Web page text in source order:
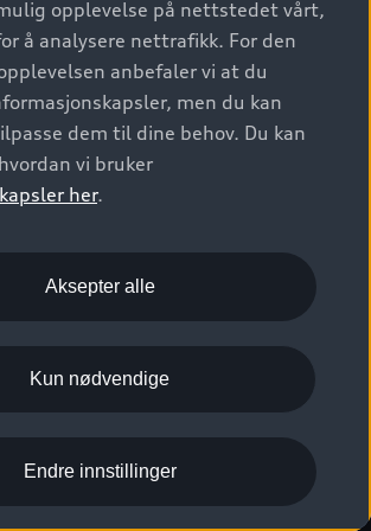
prototyper
myAudiAll Rights Reserved.
Personvern
(cookies)
AUDI AG
opplevelse på nettstedet vårt,
å analysere nettrafikk. For den
anbefaler vi at du
men du kan
dem til dine behov. Du kan
vi bruker
her.
Aksepter alle
Kun nødvendige
Endre innstillinger